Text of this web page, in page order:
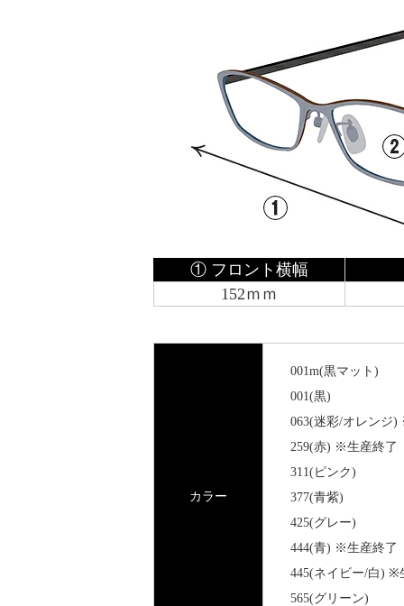
① フロント横幅
152ｍｍ
カラー
001m(黒マット)
001(黒)
063(迷彩/オレンジ
259(赤) ※生産終了
311(ピンク)
377(青紫)
425(グレー)
444(青) ※生産終了
445(ネイビー/白) ※
565(グリーン)